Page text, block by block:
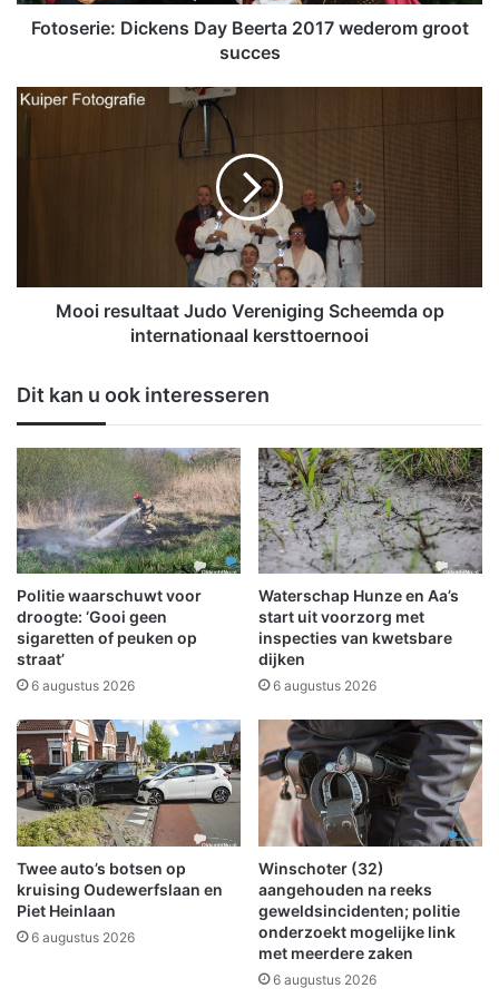
c
a
2
0
1
7
w
e
d
e
r
o
m
g
o
o
t
s
u
c
c
e
s
Fotoserie: Dickens Day Beerta 2017 wederom groot
succes
M
l
J
u
d
o
V
e
r
e
n
i
g
i
n
S
c
h
e
e
m
d
a
o
p
Mooi resultaat Judo Vereniging Scheemda op
internationaal kersttoernooi
Dit kan u ook interesseren
Politie waarschuwt voor
droogte: ‘Gooi geen
sigaretten of peuken op
straat’
6 augustus 2026
Waterschap Hunze en Aa’s
start uit voorzorg met
inspecties van kwetsbare
dijken
6 augustus 2026
Twee auto’s botsen op
kruising Oudewerfslaan en
Piet Heinlaan
6 augustus 2026
Winschoter (32)
aangehouden na reeks
geweldsincidenten; politie
onderzoekt mogelijke link
met meerdere zaken
6 augustus 2026